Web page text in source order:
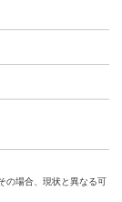
の場合、現状と異なる可